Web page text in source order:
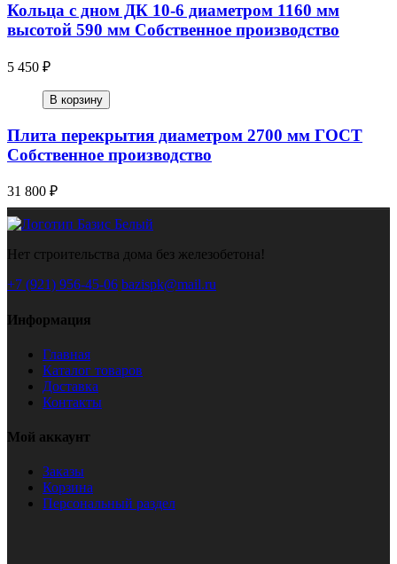
Кольца с дном ДК 10-6 диаметром 1160 мм
высотой 590 мм Собственное производство
5 450 ₽
В корзину
Плита перекрытия диаметром 2700 мм ГОСТ
Собственное производство
31 800 ₽
Нет строительства дома без железобетона!
+7 (921) 956-45-06 bazispk@mail.ru
Информация
Главная
Каталог товаров
Доставка
Контакты
Мой аккаунт
Заказы
Корзина
Персональный раздел